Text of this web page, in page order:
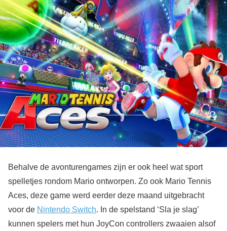
Behalve de avonturengames zijn er ook heel wat sport
spelletjes rondom Mario ontworpen. Zo ook Mario Tennis
Aces, deze game werd eerder deze maand uitgebracht
voor de Nintendo Switch. In de spelstand ‘Sla je slag’
kunnen spelers met hun JoyCon controllers zwaaien alsof